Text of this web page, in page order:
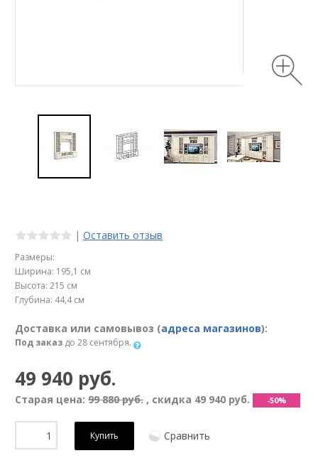
| Оставить отзыв
Размеры:
Ширина: 195,1 см
Высота: 215 см
Глубина: 44,4 см
Доставка или самовывоз (адреса магазинов):
Под заказ до 28 сентября.
49 940 руб.
Старая цена: 99 880 руб. , скидка 49 940 руб. -50%
Купить Сравнить